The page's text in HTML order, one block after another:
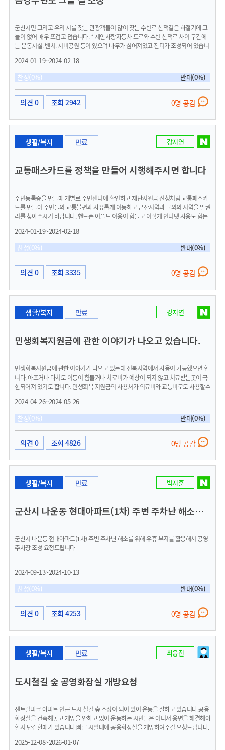
군산시민 그리고 우리 시를 찾는 관광객들이 많이 찾는 수변로 산책길은 하절기에 그
늘이 없어 매우 뜨겁고 덥습니다. * 제안사항자동차 도로와 수변 산책로 사이 구간에
는 운동시설. 벤치. 시비공원 등이 있으며 나무가 심어져있고 잔디가 조성되어 있습니
걸을 수 있는 길 또는 야자매트 길 ) 길이 조성되면 나무가 있는 그늘 길을 남녀노소 모
두가 시원하고 안전한 길을 걸을 수 있고 계절에 따라 운치도 있을 것입니다.아울러 길
을 조성하는 방법은 비용도 절감되고 무엇보다 환경을 생각할 때 효과적이겠다는 생
각에 제안을 드립니다."시민이 함꼐하는 자립도시 군산" 자랑스럽습니다. (내흥동/천
선호)
2024-01-19~2024-02-18
찬성(0%)
반대(0%)
의견 0 조회 2942 0명 공감
생활/복지 만료 강지연
교통패스카드를 정책을 만들어 시행해주시면 합니다
주민등록증을 만들때 개별로 주민센터에 확인하고 재난지원금 신청처럼 교통패스카
드를 만들어 주민들의 교통불편과 자유롭게 이동하고 군산지역과 그외의 지역을 알권
리를 찾아주시기 바랍니다. 핸드폰 어플도 이용이 힘들고 이렇게 인터넷 사용도 힘든
에서 버스요금이 승차시 1600원이고 역까지 오고가면 3200원입니다(환승이나 도착
지 경유나 탑승의 어려움도 있습니다) 호남선을 이용하여 내릴수 있는 근교 지역부터
가까운 충남 충북만 가도 8000원 이상에 또 내려서 이용하는 교통요금은 1400원에
왕복 2800원이 들어 하루 왕복만 14000원 이고 최소요금 이상은 새마을호나 케이티
엑스 이용시 익산을 거쳐 20000원 이상이 나옵니다. 같은 거리 지하철과 버스 환승시
왕복 가격은 위의 크게는 5배수 정도 저렴하게 다닐수 있게 됩니다. 이것은 익산이나
전주 광주 김제방향으로 내려갈때에도 만찬가지 입니다. 경북쪽은 아예 노선이 없습
니다. 근교 서천 장항 군산 개정 대야 김제 전주 삼례 익산 등 주요 역만 연결하는공용
버스만 있어도 근교 지역을 다니거나 학교를 연계해서 출퇴근및 학업 또는 지역을 활
용한 생활권과 반경 이동에 경제적 생활적 이익이 있을수 있습니다. 기차이용시 교통
다. 실제로 좌석이 없이 타는 입석만 해도 좌석제와 800원 차이인데도 뜨네기처럼 이
대한 권리와 이익을 찾을수 있도록 교통패스카드와 사용에 있어서 시민에 대한 교통
복지와 생활복지로 활용하고 홍보하고 알려주며 사용할수 있도록 정책을 만들고 시행
이 될수 있으면 합니다. 군산시에 수많은 자동차가 있고 오고 가고 있습니다 도시에 살
며 걷고 시설을 사용하고 사람과 사람이 생활하고 자립이라는 목표가 개인 자동차를
소유하고 집만 소유하는것이 아닌 삶과 생활을 활용하고 누릴수 있는것의 한 부분으
로서 꼭 이루어 졌으면 좋겠습니다. 자동차 소유시 유지비도 많이 들고 구입비도 만만
치 않은데 어떻게 수많은 차들이 다니는지 이해할수가 없습니다. 고등학생에게만 교
통이 무상이고 또 그들은 핸드폰 어플을 사용하는 특정 집단만이 아닌 살고 있는 주민
들 전체 역시 교통적 약자이고 이동과 교통수단의 어려움과 한계 갖고 있습니다. 한예
로 살고있는 곳에서 군산역 이나 시청 또는 병원에 가려해도 또는 근처 관광지나 생활
공용시설만 이용하려 해도 2-3시간이 들기도 합니다. 버스이용시에도 기본료가
는 주민들이 군산에서만 있지도 않는 시대이기도 합니다. 군산시민이 누릴수 있는 교
통지원금으로서 교통패스카드가 등록되고 지급된다면 그것이 복지혜택인것 같습니
2024-01-19~2024-02-18
찬성(0%)
반대(0%)
의견 0 조회 3335 0명 공감
생활/복지 만료 강지연
민생회복지원금에 관한 이야기가 나오고 있습니다.
민생회복지원금에 관한 이야기가 나오고 있는데 전북지역에서 사용이 가능했으면 합
니다. 아프거나 다쳐도 이동이 힘들거나 치료비가 예상이 되지 않고 치료받는곳이 국
한되어져 있기도 합니다. 민생회복 지원금의 사용처가 의료비와 교통비로도 사용할수
약재비로도 결재가 될수 있도록 지원이 된다면 좋겠습니다. 그리고 지원된 금액에 대
해서도 영수증이나 결재내역비를 등록해서 본인이 보관할수 있게 해주어서 민생회복
이 어떤 부분에서 지원이되고 필요한가를 객관적으로 알수 있는 계기가 되었으면 합
니다.
2024-04-26~2024-05-26
찬성(0%)
반대(0%)
의견 0 조회 4826 0명 공감
생활/복지 만료 박지훈
군산시 나운동 현대아파트(1차) 주변 주차난 해소를 위한 공영주차장 조성 요청
군산시 나운동 현대아파트(1차) 주변 주차난 해소를 위해 유휴 부지를 활용해서 공영
주차장 조성 요청드립니다
2024-09-13~2024-10-13
찬성(0%)
반대(0%)
의견 0 조회 4253 0명 공감
생활/복지 만료 최응진
도시철길 숲 공영화장실 개방요청
센트럴파크 아파트 인근 도시 철길 숲 조성이 되어 있어 운동을 잘하고 있습니다.공용
화장실을 건축해놓고 개방을 안하고 있어 운동하는 시민들은 어디서 용변을 해결해야
할지 난감할때가 있습니다.빠른 시일내에 공용화장실을 개방하여주길 요청드립니다.
2025-12-08~2026-01-07